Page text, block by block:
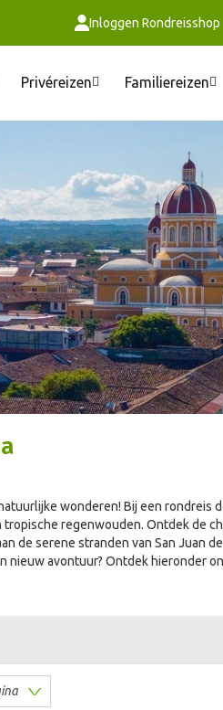
Inloggen Rondreisshop
Privéreizen Familiereizen
wonderen! Bij een rondreis
regenwouden. Ontdek de
de serene stranden van San Juan
avontuur? Ontdek hieronder